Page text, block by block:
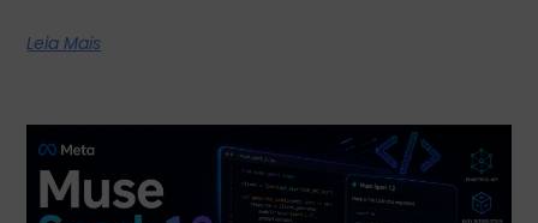
Leia Mais